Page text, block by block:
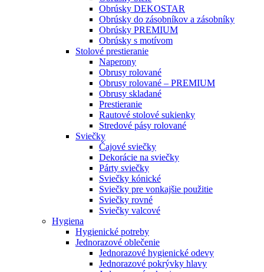
Obrúsky DEKOSTAR
Obrúsky do zásobníkov a zásobníky
Obrúsky PREMIUM
Obrúsky s motívom
Stolové prestieranie
Naperony
Obrusy rolované
Obrusy rolované – PREMIUM
Obrusy skladané
Prestieranie
Rautové stolové sukienky
Stredové pásy rolované
Sviečky
Čajové sviečky
Dekorácie na sviečky
Párty sviečky
Sviečky kónické
Sviečky pre vonkajšie použitie
Sviečky rovné
Sviečky valcové
Hygiena
Hygienické potreby
Jednorazové oblečenie
Jednorazové hygienické odevy
Jednorazové pokrývky hlavy